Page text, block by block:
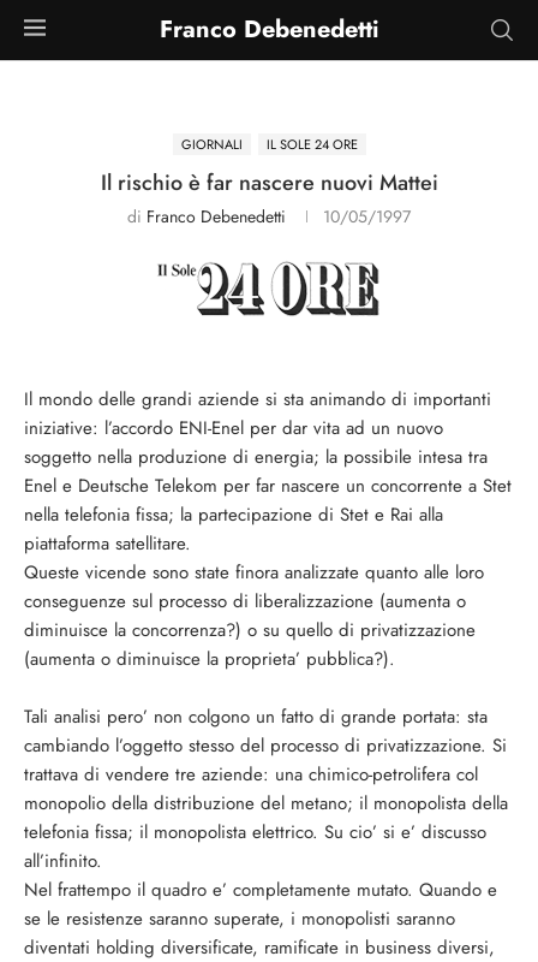
Franco Debenedetti
GIORNALI IL SOLE 24 ORE
Il rischio è far nascere nuovi Mattei
di Franco Debenedetti 10/05/1997
Il mondo delle grandi aziende si sta animando di importanti
iniziative: l’accordo ENI-Enel per dar vita ad un nuovo
soggetto nella produzione di energia; la possibile intesa tra
Enel e Deutsche Telekom per far nascere un concorrente a Stet
nella telefonia fissa; la partecipazione di Stet e Rai alla
piattaforma satellitare.
Queste vicende sono state finora analizzate quanto alle loro
conseguenze sul processo di liberalizzazione (aumenta o
diminuisce la concorrenza?) o su quello di privatizzazione
(aumenta o diminuisce la proprieta’ pubblica?).
Tali analisi pero’ non colgono un fatto di grande portata: sta
cambiando l’oggetto stesso del processo di privatizzazione. Si
trattava di vendere tre aziende: una chimico-petrolifera col
monopolio della distribuzione del metano; il monopolista della
telefonia fissa; il monopolista elettrico. Su cio’ si e’ discusso
all’infinito.
Nel frattempo il quadro e’ completamente mutato. Quando e
se le resistenze saranno superate, i monopolisti saranno
diventati holding diversificate, ramificate in business diversi,